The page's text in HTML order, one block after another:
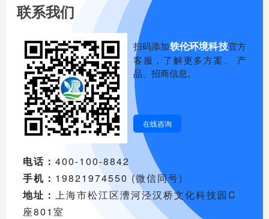
联系我们
扫码添加轶伦环境科技官方
客服，了解更多方案、 产
品、招商信息。
在线咨询
电话： 400-100-8842
手机： 19821974550 (微信同号)
地址： 上海市松江区漕河泾汉桥文化科技园C
座801室